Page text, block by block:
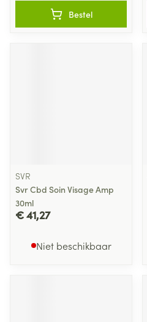
Bestel
SVR
Svr Cbd Soin Visage Amp
30ml
€ 41,27
Niet beschikbaar